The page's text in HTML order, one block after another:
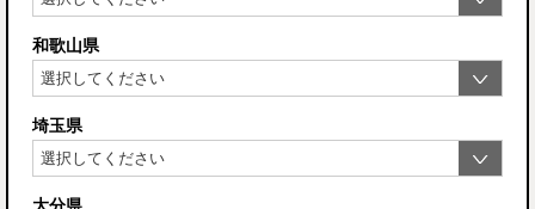
和歌山県
埼玉県
大分県